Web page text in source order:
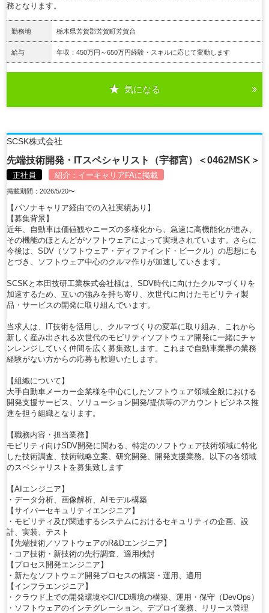
務となります。
勤務地 栃木県芳賀郡芳賀町芳賀台
給与 年収：450万円～650万円経験・スキルに応じて変動します
気になる
SCSK株式会社
先端技術開発・ITスペシャリスト（宇都宮）＜0462MSK＞
正社員 紹介： イーキャリアFAに掲載
掲載期間：2026/5/20〜
【パソナキャリア経由での入社実績あり】
【募集背景】
近年、自動車は価値観やニーズの多様化から、急速に高機能化が進み、
その機能のほとんどがソフトウェアによって実現されています。さらに
今後は、SDV（ソフトウェア・ディファインド・ビークル）の思想にも
とづき、ソフトウェア中心のクルマ作りが加速していきます。
SCSKと本田技研工業株式会社様は、SDV時代に向けたクルマづくりを
加速するため、互いの強みを持ち寄り、次世代に向けたモビリティ製
品・サービスの開発に取り組んでいます。
当求人は、IT技術を活用し、クルマづくりの変革に取り組み、これから
新しく産み出される次世代のモビリティソフトウェア開発に一緒にチャ
ンレンジしていく仲間を広く募集致します。これまで自動車業界の業務
経験がない方からの応募も歓迎いたします。
【組織について】
大手自動車メーカー企業様を中心にしたソフトウェア領域全般における
開発支援サービス、ソリューション開発/提供等のアカウントビジネス推
進を担う組織となります。
【職務内容・担当業務】
モビリティ向けSDV開発に関わる、特定のソフトウェア技術領域に特化
した技術調査、技術戦略立案、研究開発、開発支援業務。以下の各領域
のスペシャリストを募集致します
【AIエンジニア】
・データ分析、画像解析、AIモデル構築
【サイバーセキュリティエンジニア】
・モビリティ及び関連するシステムにおけるセキュリティの企画、設
計、実装、テスト
【先端技術／ソフトウェアのR&Dエンジニア】
・コア技術・新技術の先行調査、適用検討
【プロセス開発エンジニア】
・新たなソフトウェア開発プロセスの構築・運用、適用
【インフラエンジニア】
・クラウド上での開発環境やCI/CD環境の構築、運用・保守（DevOps）
・ソフトウェアのインテグレーション、デプロイ業務、リリース管理